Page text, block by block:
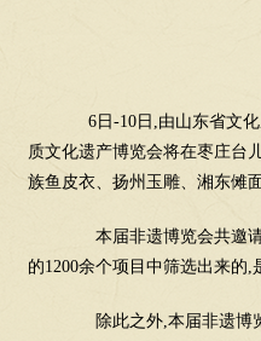
6 日 -10 日 ,由山东省文
质文化遗产博览会将在枣庄台
族鱼皮衣、扬州玉雕、湘东傩
本届非遗博览会共邀
的1200余个项目中筛选出来的,
除此之外,本届非遗博